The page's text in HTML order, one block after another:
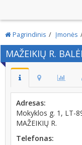
Pagrindinis Įmonės
MAŽEIKIŲ R.
Adresas:
Mokyklos g. 1, LT-
MAŽEIKIŲ R.
Telefonas: